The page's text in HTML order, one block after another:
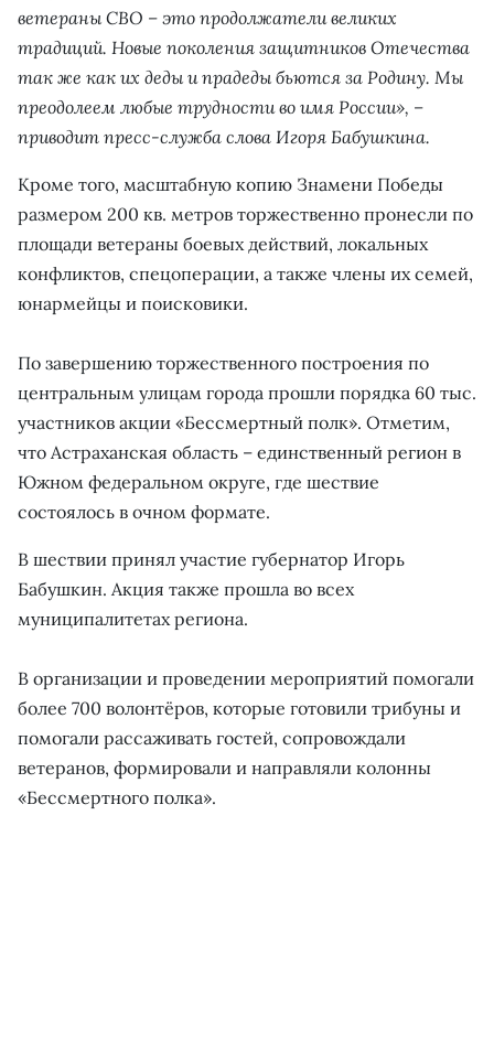
ветераны СВО – это продолжатели великих
традиций. Новые поколения защитников Отечества
так же как их деды и прадеды бьются за Родину. Мы
преодолеем любые трудности во имя России», –
приводит пресс-служба слова Игоря Бабушкина.
Кроме того, масштабную копию Знамени Победы
размером 200 кв. метров торжественно пронесли по
площади ветераны боевых действий, локальных
конфликтов, спецоперации, а также члены их семей,
юнармейцы и поисковики.
По завершению торжественного построения по
центральным улицам города прошли порядка 60 тыс.
участников акции «Бессмертный полк». Отметим,
что Астраханская область – единственный регион в
Южном федеральном округе, где шествие
состоялось в очном формате.
В шествии принял участие губернатор Игорь
Бабушкин. Акция также прошла во всех
муниципалитетах региона.
В организации и проведении мероприятий помогали
более 700 волонтёров, которые готовили трибуны и
помогали рассаживать гостей, сопровождали
ветеранов, формировали и направляли колонны
«Бессмертного полка».